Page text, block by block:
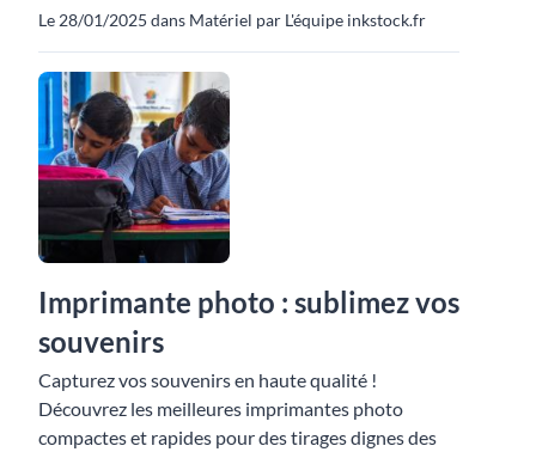
Le 28/01/2025 dans Matériel par L'équipe inkstock.fr
Imprimante photo : sublimez vos
souvenirs
Capturez vos souvenirs en haute qualité !
Découvrez les meilleures imprimantes photo
compactes et rapides pour des tirages dignes des